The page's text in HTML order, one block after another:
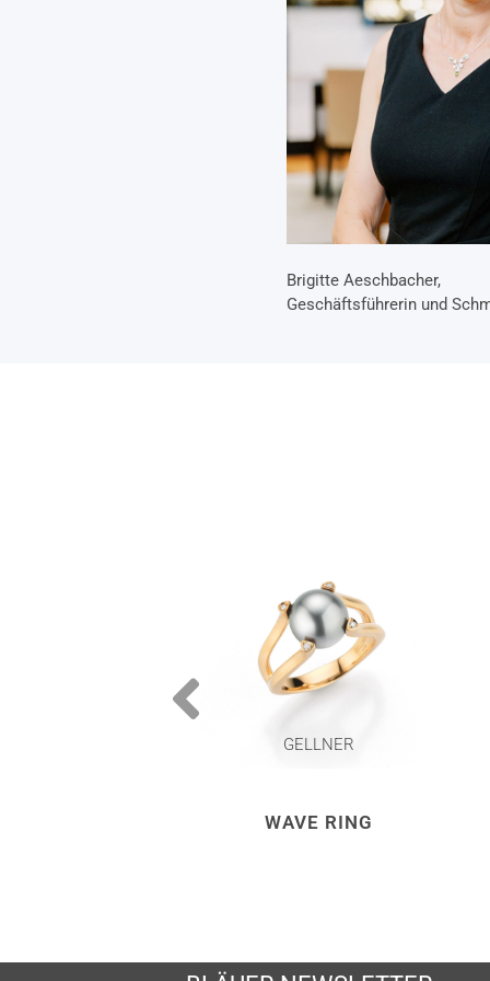
Brigitte Aeschbacher,
Geschäftsführerin und
GELLNER
WAVE RING